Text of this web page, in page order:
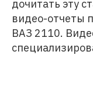
дочитать эту
видео-отчеты
ВАЗ 2110.